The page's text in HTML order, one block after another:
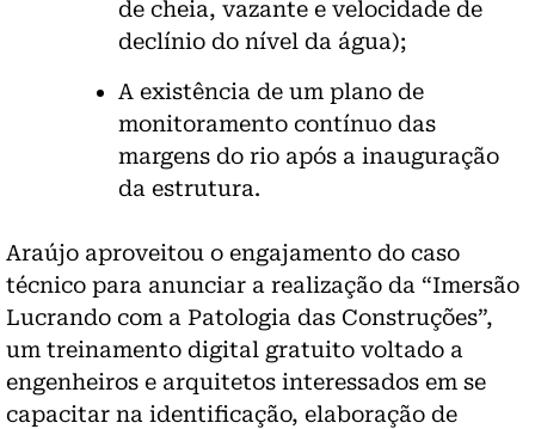
de cheia, vazante e velocidade de
declínio do nível da água);
A existência de um plano de
monitoramento contínuo das
margens do rio após a inauguração
da estrutura.
Araújo aproveitou o engajamento do caso
técnico para anunciar a realização da “Imersão
Lucrando com a Patologia das Construções”,
um treinamento digital gratuito voltado a
engenheiros e arquitetos interessados em se
capacitar na identificação, elaboração de